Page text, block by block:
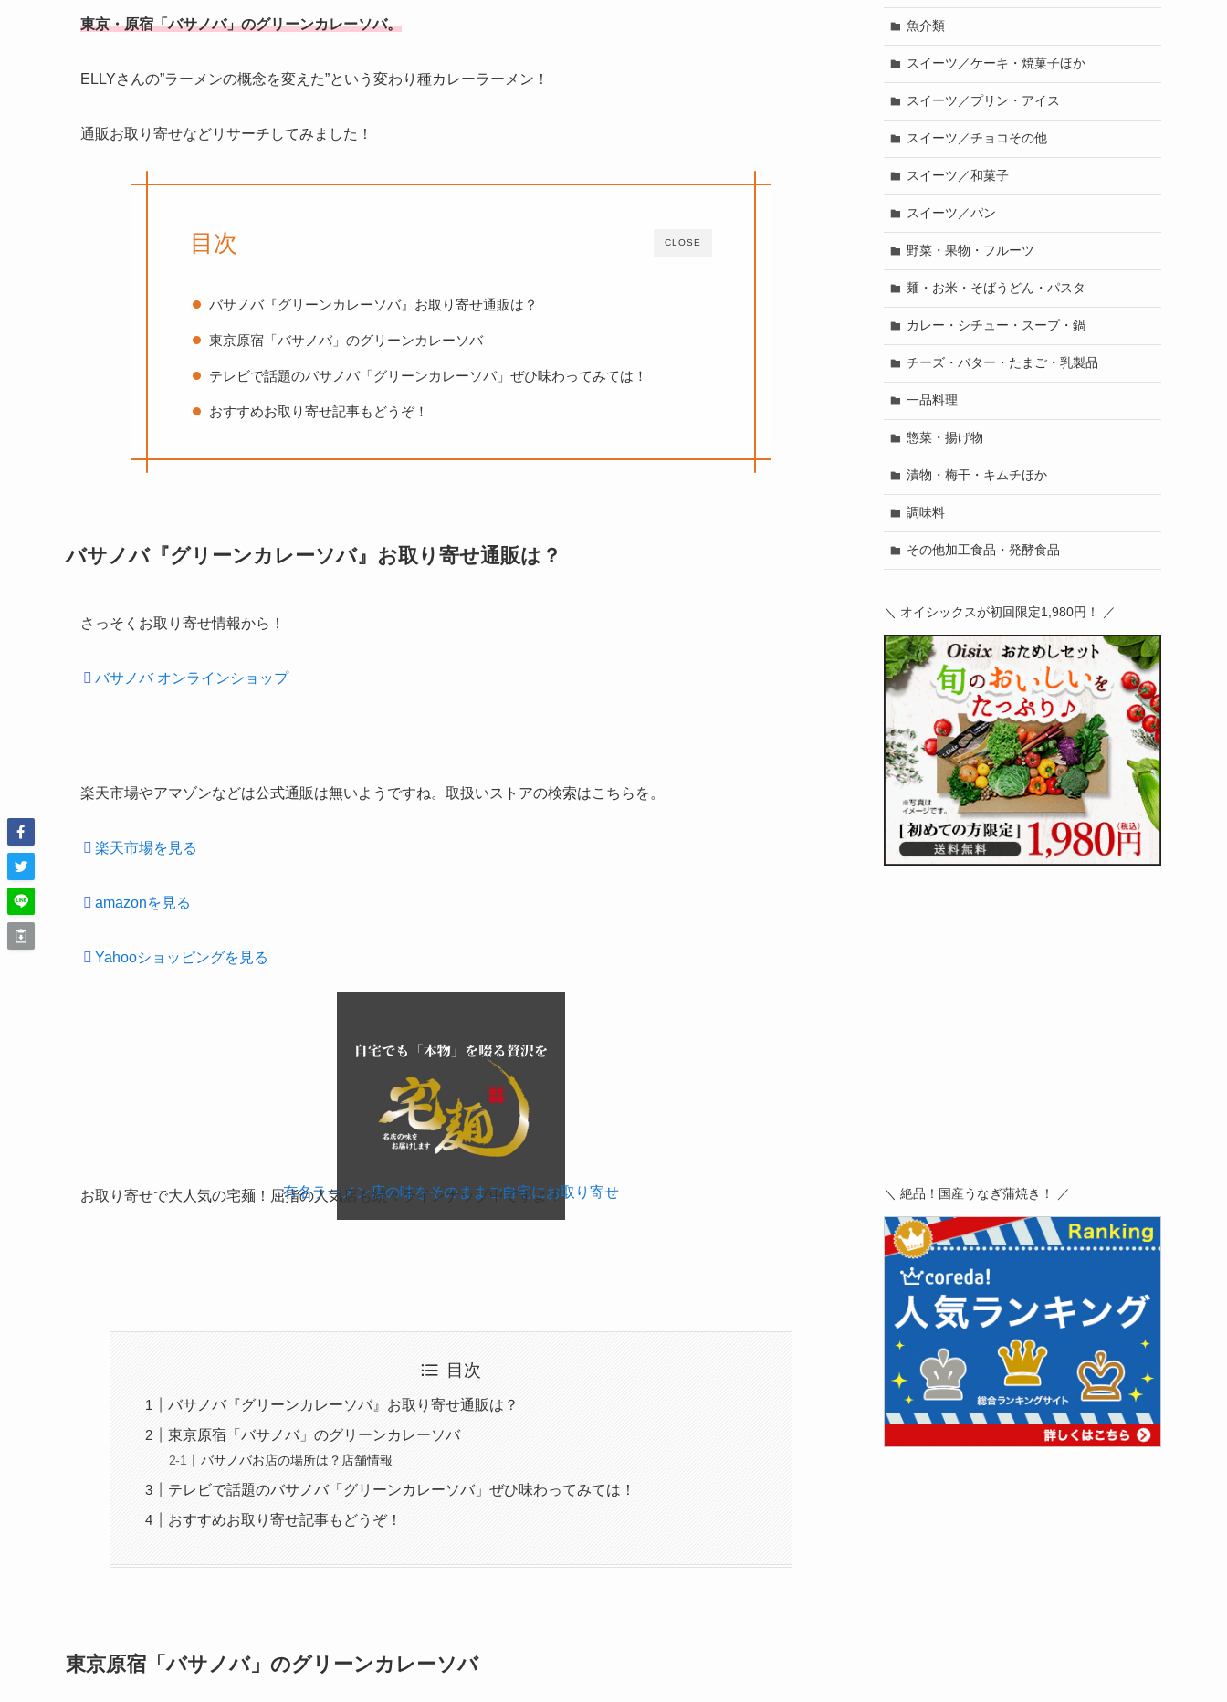
東京・原宿「バサノバ」のグリーンカレーソバ。
ELLYさんの”ラーメンの概念を変えた”という変わり種カレーラーメン！
通販お取り寄せなどリサーチしてみました！
CLOSE
目次
バサノバ『グリーンカレーソバ』お取り寄せ通販は？
東京原宿「バサノバ」のグリーンカレーソバ
テレビで話題のバサノバ「グリーンカレーソバ」ぜひ味わってみては！
おすすめお取り寄せ記事もどうぞ！
バサノバ『グリーンカレーソバ』お取り寄せ通販は？
さっそくお取り寄せ情報から！
バサノバ オンラインショップ
楽天市場やアマゾンなどは公式通販は無いようですね。取扱いストアの検索はこちらを。
楽天市場を見る
amazonを見る
Yahooショッピングを見る
有名ラーメン店の味をそのままご自宅にお取り寄せ
お取り寄せで大人気の宅麺！屈指の人気店も続々ラインナップ中ですよ！
目次
バサノバ『グリーンカレーソバ』お取り寄せ通販は？
東京原宿「バサノバ」のグリーンカレーソバ
バサノバお店の場所は？店舗情報
テレビで話題のバサノバ「グリーンカレーソバ」ぜひ味わってみては！
おすすめお取り寄せ記事もどうぞ！
東京原宿「バサノバ」のグリーンカレーソバ
魚介類
スイーツ／ケーキ・焼菓子ほか
スイーツ／プリン・アイス
スイーツ／チョコその他
スイーツ／和菓子
スイーツ／パン
野菜・果物・フルーツ
麺・お米・そばうどん・パスタ
カレー・シチュー・スープ・鍋
チーズ・バター・たまご・乳製品
一品料理
惣菜・揚げ物
漬物・梅干・キムチほか
調味料
その他加工食品・発酵食品
＼ オイシックスが初回限定1,980円！ ／
＼ 絶品！国産うなぎ蒲焼き！ ／